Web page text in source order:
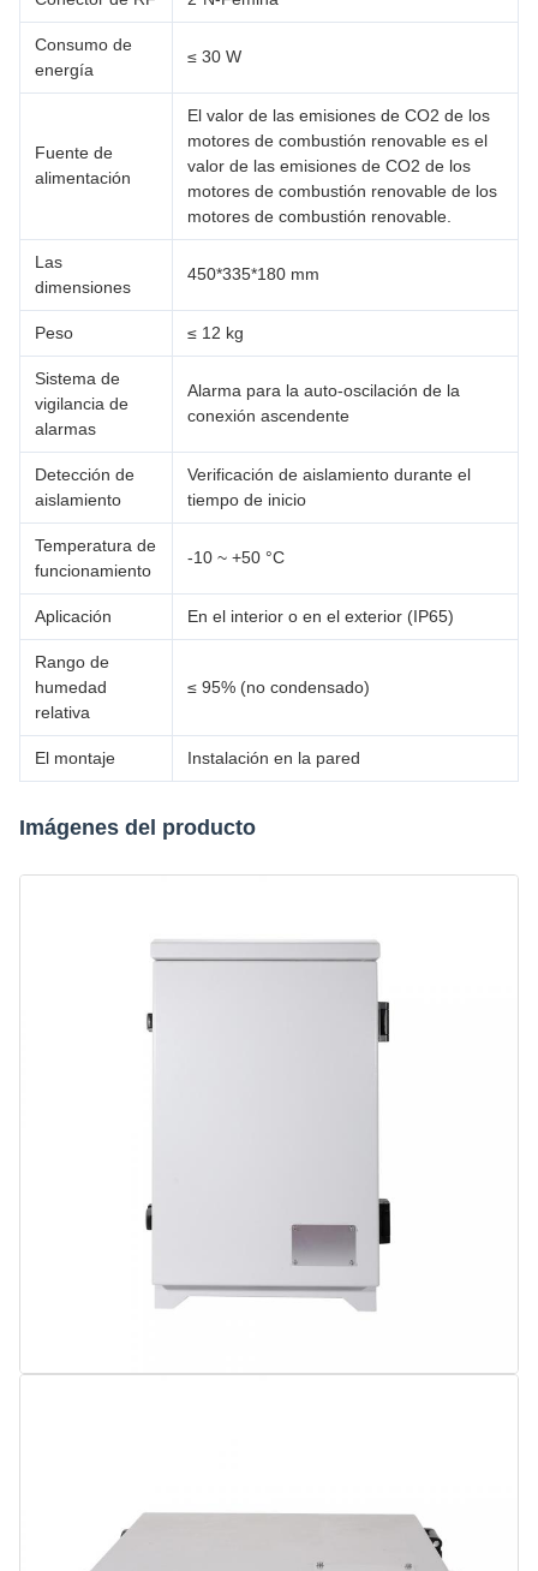
Consumo de
energía
≤ 30 W
Fuente de
alimentación
El valor de las emisiones de CO2 de los
motores de combustión renovable es el
valor de las emisiones de CO2 de los
motores de combustión renovable de los
motores de combustión renovable.
Las
dimensiones
450*335*180 mm
Peso ≤ 12 kg
Sistema de
vigilancia de
alarmas
Alarma para la auto-oscilación de la
conexión ascendente
Detección de
aislamiento
Verificación de aislamiento durante el
tiempo de inicio
Temperatura de
funcionamiento
-10 ~ +50 °C
Aplicación En el interior o en el exterior (IP65)
Rango de
humedad
relativa
≤ 95% (no condensado)
El montaje Instalación en la pared
Imágenes del producto